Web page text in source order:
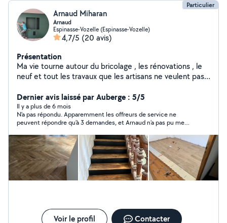
Particulier
Arnaud Miharan
Arnaud
Espinasse-Vozelle (Espinasse-Vozelle)
4,7/5 (20 avis)
Présentation
Ma vie tourne autour du bricolage , les rénovations , le
neuf et tout les travaux que les artisans ne veulent pas
Dernier avis laissé par Auberge : 5/5
Il y a plus de 6 mois
N’a pas répondu. Apparemment les offreurs de service ne
peuvent répondre qu’à 3 demandes, et Arnaud n’a pas pu me
Voir le profil Contacter